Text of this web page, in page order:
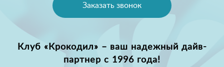
Заказать звонок
Клуб «Крокодил» – ваш надежный дайв-
партнер с 1996 года!